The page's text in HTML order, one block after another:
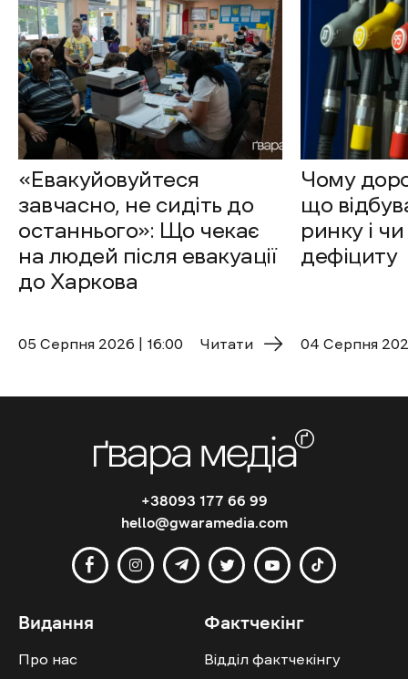
«Евакуйовуйтеся
завчасно, не сидіть до
останнього»: Що чекає
на людей після евакуації
до Харкова
05 Cерпня 2026 | 16:00 Читати
Чому
що
ринку і
дефіциту
04 Cерпня
+38093 177 66 99
hello@gwaramedia.com
Видання
Про нас
Фактчекінг
Відділ фактчекінгу